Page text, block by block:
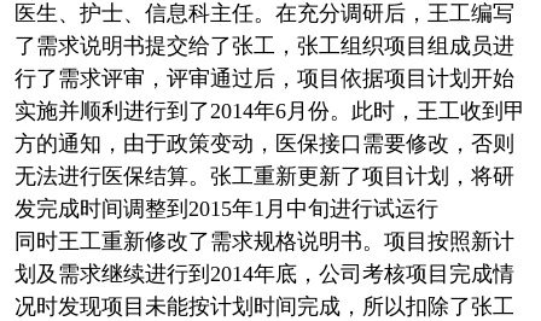
医生、护士、信息科主任。在充分调研后，王工编写
了需求说明书提交给了张工，张工组织项目组成员进
行了需求评审，评审通过后，项目依据项目计划开始
实施并顺利进行到了2014年6月份。此时，王工收到甲
方的通知，由于政策变动，医保接口需要修改，否则
无法进行医保结算。张工重新更新了项目计划，将研
发完成时间调整到2015年1月中旬进行试运行
同时王工重新修改了需求规格说明书。项目按照新计
划及需求继续进行到2014年底，公司考核项目完成情
况时发现项目未能按计划时间完成，所以扣除了张工